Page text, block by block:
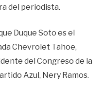
del periodista.
Duque Soto es el
Chevrolet Tahoe,
del Congreso de la
Azul, Nery Ramos.